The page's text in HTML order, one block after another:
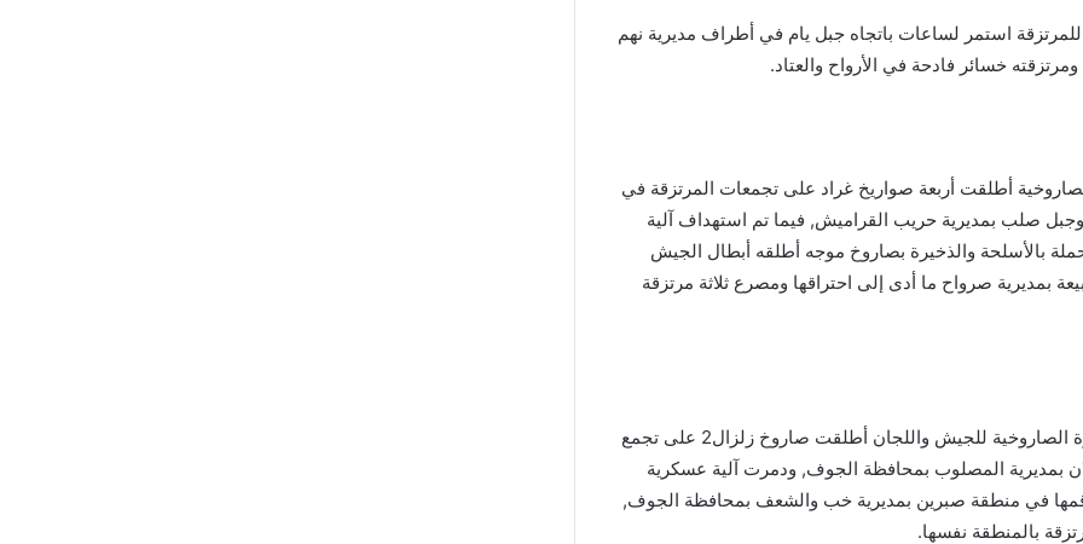
استمر لساعات باتجاه جبل يام في أطراف مديرية نهم
خسائر فادحة في الأرواح والعتاد.
أطلقت أربعة صواريخ غراد على تجمعات المرتزقة في
صلب بمديرية حريب القراميش, فيما تم استهداف آلية
بالأسلحة والذخيرة بصاروخ موجه أطلقه أبطال الجيش
بمديرية صرواح ما أدى إلى احتراقها ومصرع ثلاثة مرتزقة
وأشار المصدر إلى أن القوة الصاروخية للجيش واللجان أطلقت صاروخ زلزال2 على تجمع
بمديرية المصلوب بمحافظة الجوف, ودمرت آلية عسكرية
في منطقة صبرين بمديرية خب والشعف بمحافظة الجوف,
بالمنطقة نفسها.